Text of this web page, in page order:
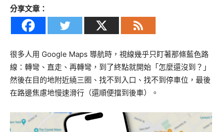
分享文章：
很多人用 Google Maps 導航時，視線幾乎只盯著那條藍色路
線：轉彎、直走、再轉彎，到了終點就開始「怎麼還沒到？」
然後在目的地附近繞三圈、找不到入口、找不到停車位，最後
在路邊焦慮地慢速滑行（還順便擋到後車）。